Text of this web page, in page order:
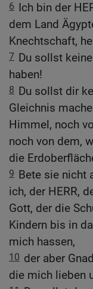
6 Ich bin der
dem Land
Knechtschaft,
7 Du sollst
haben!
8 Du sollst dir
Gleichnis
Himmel, noch
noch von dem,
die
9 Bete sie nicht
ich, der HERR,
Gott, der die
Kindern bis in
mich hassen,
10 der aber
die mich lieben